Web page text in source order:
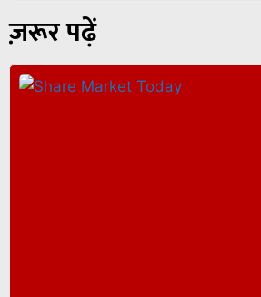
ज़रूर पढ़ें